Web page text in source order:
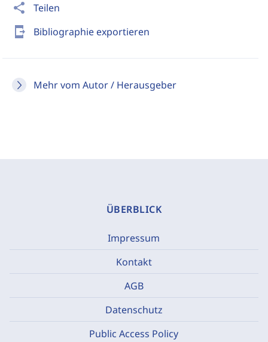
share Teilen
send_to_mobile Bibliographie exportieren
Mehr vom Autor / Herausgeber
ÜBERBLICK
Impressum
Kontakt
AGB
Datenschutz
Public Access Policy